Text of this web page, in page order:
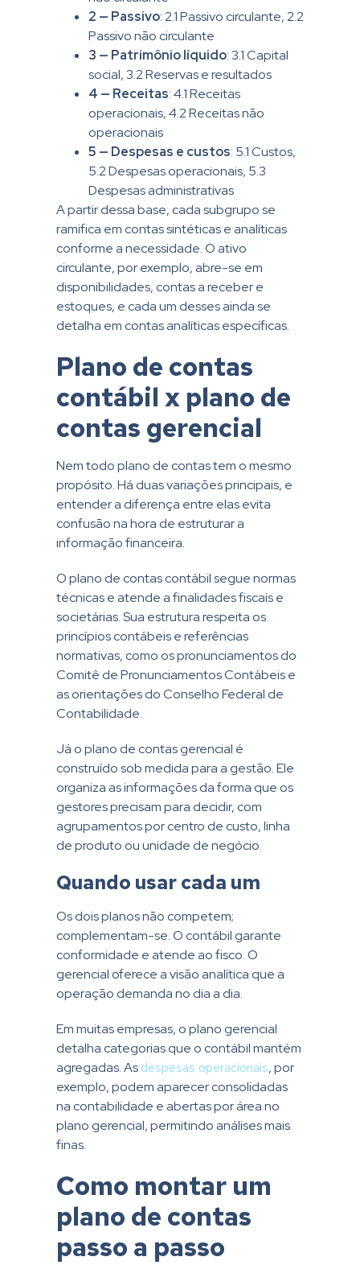
2 — Passivo: 2.1 Passivo circulante, 2.2
Passivo não circulante
3 — Patrimônio líquido: 3.1 Capital
social, 3.2 Reservas e resultados
4 — Receitas: 4.1 Receitas
operacionais, 4.2 Receitas não
operacionais
5 — Despesas e custos: 5.1 Custos,
5.2 Despesas operacionais, 5.3
Despesas administrativas
A partir dessa base, cada subgrupo se
ramifica em contas sintéticas e analíticas
conforme a necessidade. O ativo
circulante, por exemplo, abre-se em
disponibilidades, contas a receber e
estoques, e cada um desses ainda se
detalha em contas analíticas específicas.
Plano de contas
contábil x plano de
contas gerencial
Nem todo plano de contas tem o mesmo
propósito. Há duas variações principais, e
entender a diferença entre elas evita
confusão na hora de estruturar a
informação financeira.
O plano de contas contábil segue normas
técnicas e atende a finalidades fiscais e
societárias. Sua estrutura respeita os
princípios contábeis e referências
normativas, como os pronunciamentos do
Comitê de Pronunciamentos Contábeis e
as orientações do Conselho Federal de
Contabilidade.
Já o plano de contas gerencial é
construído sob medida para a gestão. Ele
organiza as informações da forma que os
gestores precisam para decidir, com
agrupamentos por centro de custo, linha
de produto ou unidade de negócio.
Quando usar cada um
Os dois planos não competem;
complementam-se. O contábil garante
conformidade e atende ao fisco. O
gerencial oferece a visão analítica que a
operação demanda no dia a dia.
Em muitas empresas, o plano gerencial
detalha categorias que o contábil mantém
agregadas. Asdespesas operacionais, por
exemplo, podem aparecer consolidadas
na contabilidade e abertas por área no
plano gerencial, permitindo análises mais
finas.
Como montar um
plano de contas
passo a passo